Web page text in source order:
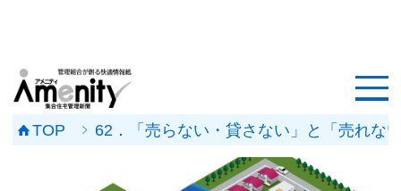
記事一覧
マンション改修ナビ
TOP 62．「売らない・貸さない」と「売れな